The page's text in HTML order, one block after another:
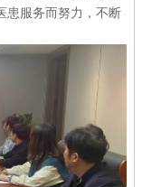
患服务而努力，不断